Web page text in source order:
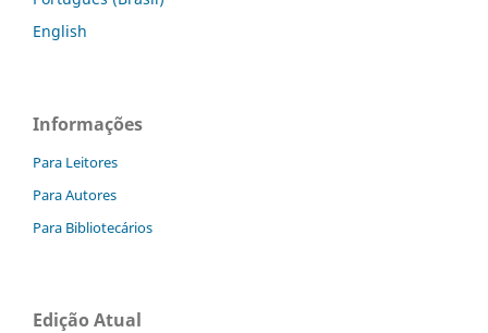
English
Informações
Para Leitores
Para Autores
Para Bibliotecários
Edição Atual